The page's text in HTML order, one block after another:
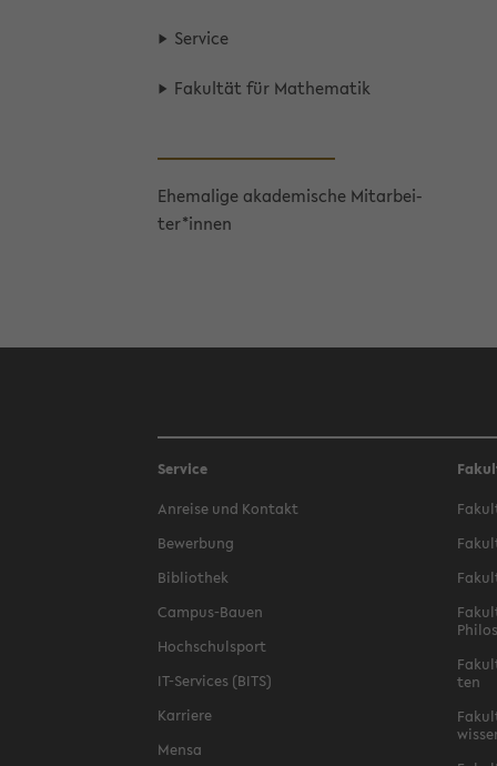
Ser­vice
Fa­kul­tät für Ma­the­ma­tik
Ehe­ma­li­ge aka­de­mi­sche Mit­ar­bei­
ter*innen
Service
An­rei­se und Kon­takt
Be­wer­bung
Bi­blio­thek
Campus-​Bauen
Hoch­schul­sport
IT-​Services (BITS)
Kar­rie­re
Mensa
ten